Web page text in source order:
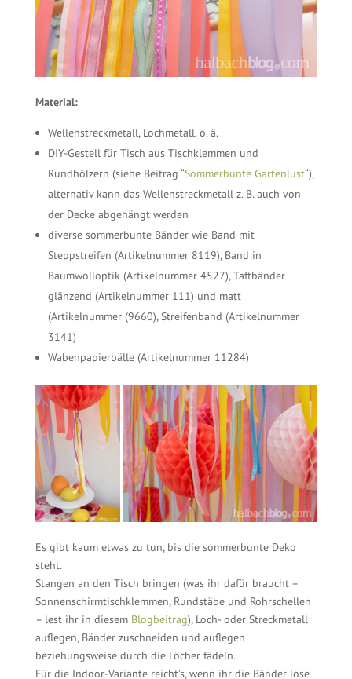
Material:
Wellenstreckmetall, Lochmetall, o. ä.
DIY-Gestell für Tisch aus Tischklemmen und
Rundhölzern (siehe Beitrag “Sommerbunte Gartenlust“),
alternativ kann das Wellenstreckmetall z. B. auch von
der Decke abgehängt werden
diverse sommerbunte Bänder wie Band mit
Steppstreifen (Artikelnummer 8119), Band in
Baumwolloptik (Artikelnummer 4527), Taftbänder
glänzend (Artikelnummer 111) und matt
(Artikelnummer (9660), Streifenband (Artikelnummer
3141)
Wabenpapierbälle (Artikelnummer 11284)
Es gibt kaum etwas zu tun, bis die sommerbunte Deko
steht.
Stangen an den Tisch bringen (was ihr dafür braucht –
Sonnenschirmtischklemmen, Rundstäbe und Rohrschellen
– lest ihr in diesem Blogbeitrag), Loch- oder Streckmetall
auflegen, Bänder zuschneiden und auflegen
beziehungsweise durch die Löcher fädeln.
Für die Indoor-Variante reicht’s, wenn ihr die Bänder lose